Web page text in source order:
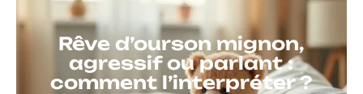
Rêve d’ourson mignon,
agressif ou parlant :
comment l’interpréter ?